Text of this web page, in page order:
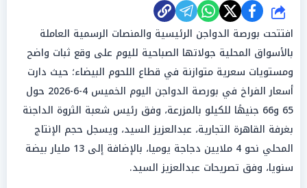
شارك
افتتحت بورصة الدواجن الرئيسية والمنصات الرسمية العاملة
بالأسواق المحلية جولاتها الصباحية لليوم على وقع ثبات واضح
ومستويات سعرية متوازنة في قطاع اللحوم البيضاء؛ حيث دارت
أسعار الفراخ في بورصة الدواجن اليوم الخميس 4-6-2026 حول
65 و66 جنيهًا للكيلو بالمزرعة، وفق رئيس شعبة الثروة الداجنة
بغرفة القاهرة التجارية، عبدالعزيز السيد، ويسجل حجم الإنتاج
المحلي نحو 4 ملايين دجاجة يوميا، بالإضافة إلى 13 مليار بيضة
سنويا، وفق تصريحات عبدالعزيز السيد.